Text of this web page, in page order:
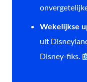
Wekelijkse
uit
Disney-fiks.